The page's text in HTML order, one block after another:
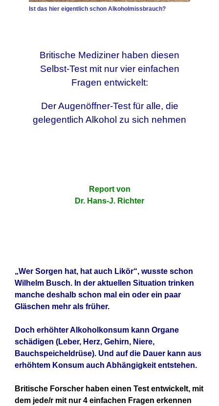
Ist das hier eigentlich schon Alkoholmissbrauch?
Britische Mediziner haben diesen
Selbst-Test mit nur vier einfachen
Fragen entwickelt:
Der Augenöffner-Test für alle, die
gelegentlich Alkohol zu sich nehmen
Report von
Dr. Hans-J. Richter
„Wer Sorgen hat, hat auch Likör“, wusste schon
Wilhelm Busch. In der aktuellen Situation trinken
manche deshalb schon mal ein oder ein paar
Gläschen mehr als früher.
Doch erhöhter Alkoholkonsum kann Organe
schädigen (Leber, Herz, Gehirn, Niere,
Bauchspeicheldrüse). Und auf die Dauer kann aus
erhöhtem Konsum auch Abhängigkeit entstehen.
Britische Forscher haben einen Test entwickelt, mit
dem jede/r mit nur 4 einfachen Fragen erkennen